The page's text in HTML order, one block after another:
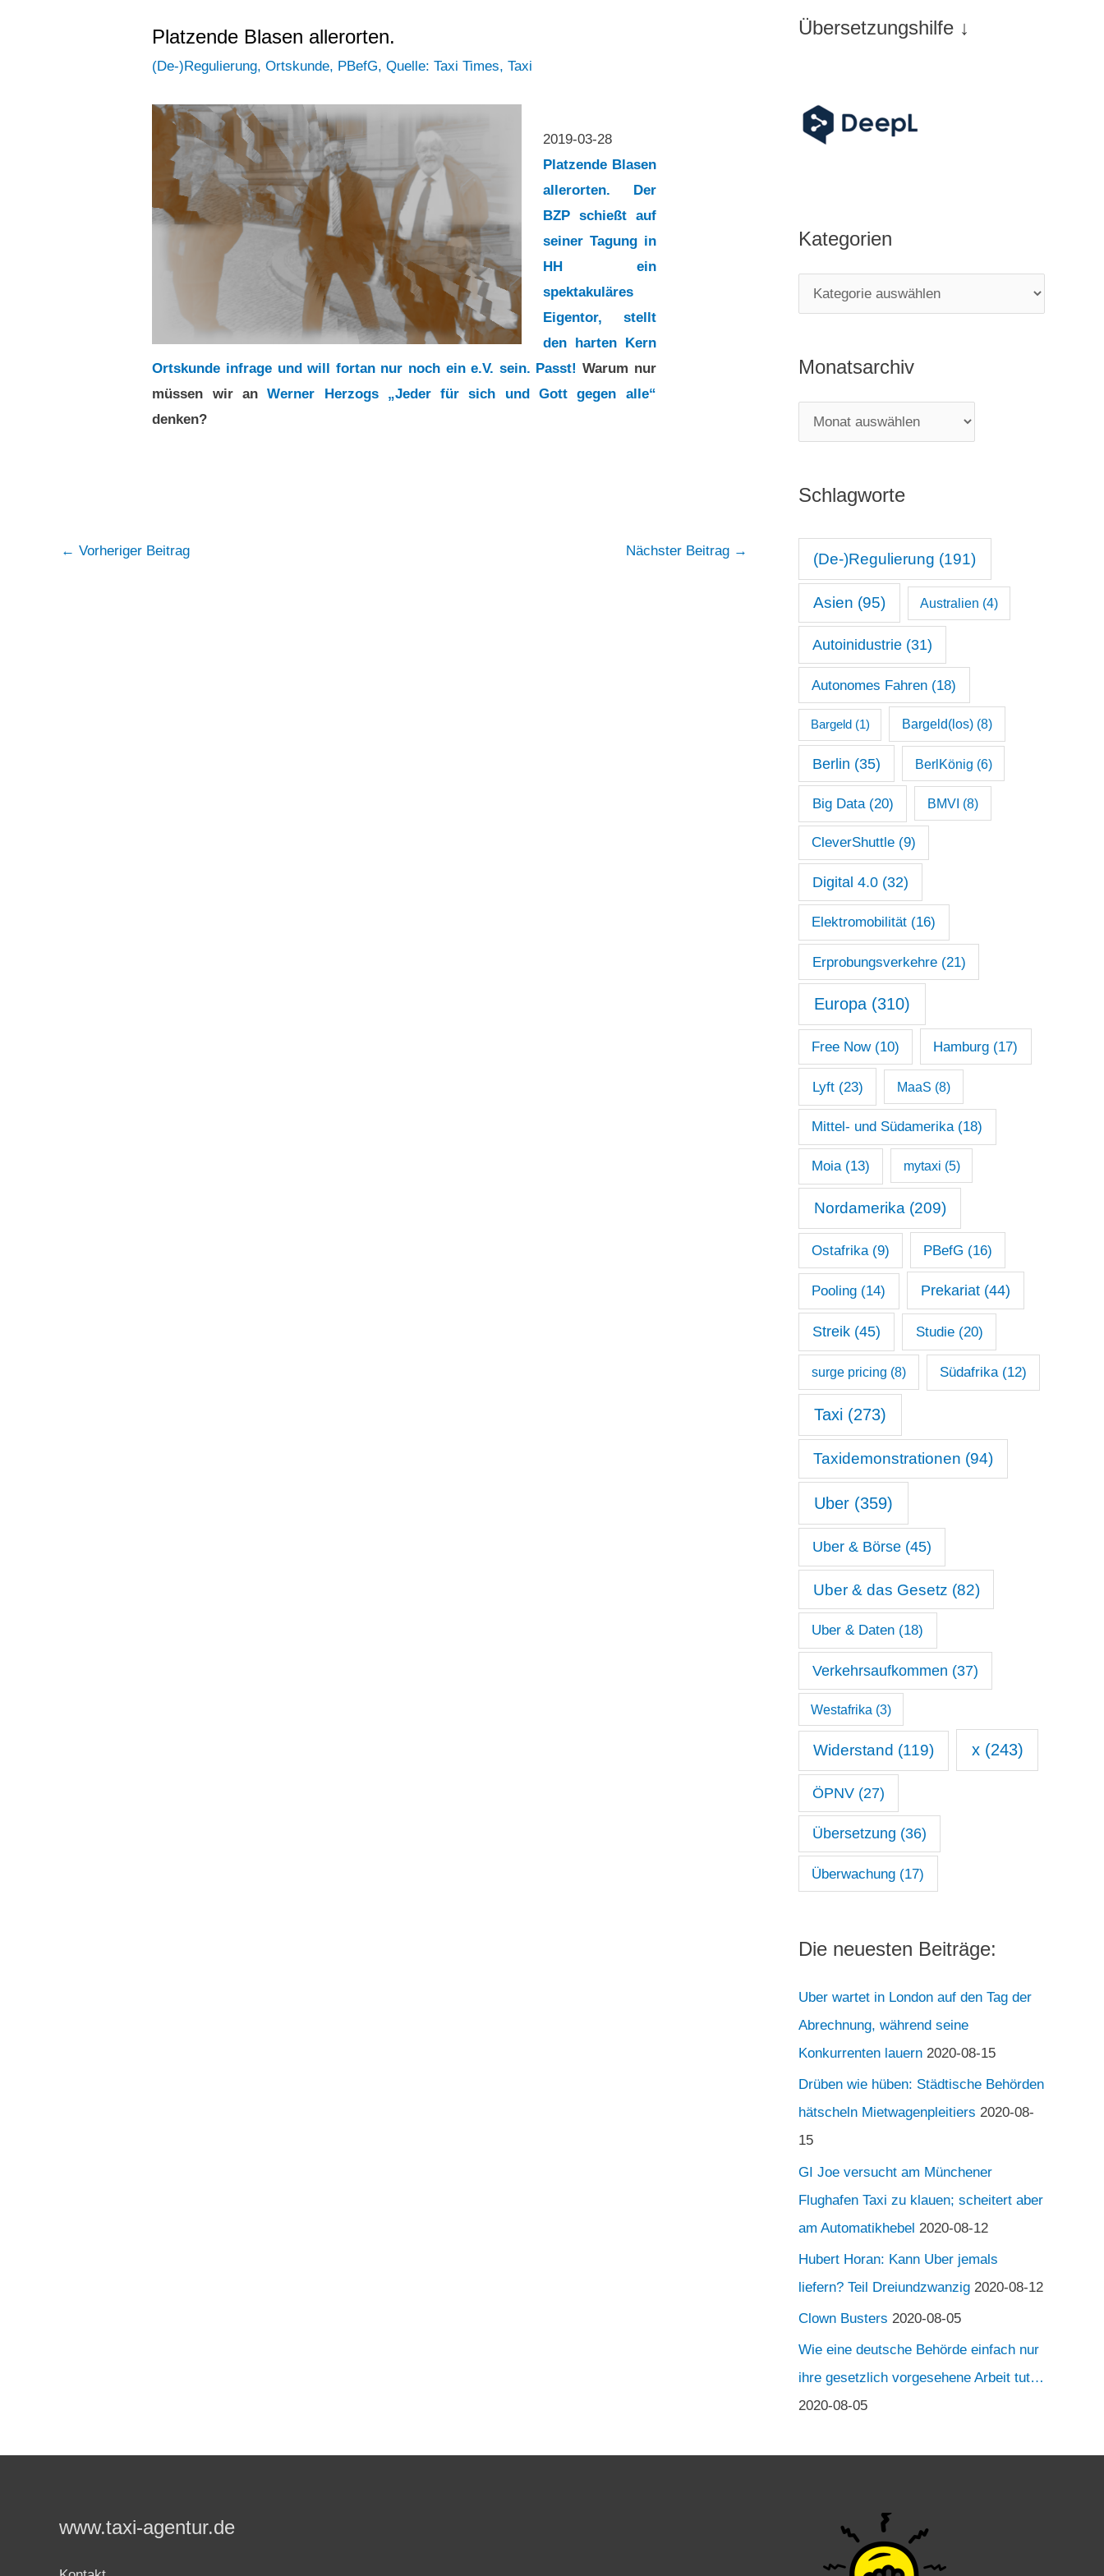
Platzende Blasen allerorten.
(De-)Regulierung,Ortskunde, PBefG,Quelle: Taxi Times,Taxi
2019-03-28
Platzende Blasen
allerorten. Der
BZP schießt auf
seiner Tagung in
HH ein
spektakuläres
Eigentor, stellt
den harten Kern
Ortskunde infrage und will fortan nur noch ein e.V. sein. Passt! Warum nur
müssen wir anWerner Herzogs „Jeder für sich und Gott gegen alle“
denken?
Post
← Vorheriger Beitrag Nächster Beitrag →
Übersetzungshilfe ↓
Kategorien
a
e
g
n
Monatsarchiv
o
a
a
h
Schlagworte
(De-)Regulierung (191)
Asien (95) Australien (4)
Autoinidustrie(31)
Autonomes Fahren (18)
Bargeld (1) Bargeld(los)(8)
Berlin (35) BerlKönig (6)
Big Data(20) BMVI (8)
CleverShuttle(9)
Digital 4.0(32)
Elektromobilität (16)
Erprobungsverkehre(21)
Europa(310)
Free Now(10) Hamburg (17)
Lyft(23) MaaS (8)
Mittel- und Südamerika(18)
Moia(13) mytaxi (5)
Nordamerika (209)
Ostafrika(9) PBefG (16)
Pooling (14) Prekariat(44)
Streik (45) Studie(20)
surge pricing (8) Südafrika(12)
Taxi(273)
Taxidemonstrationen (94)
Uber (359)
Uber & Börse (45)
Uber & das Gesetz (82)
Uber & Daten (18)
Verkehrsaufkommen (37)
Westafrika (3)
Widerstand (119) x(243)
ÖPNV(27)
Übersetzung (36)
Überwachung (17)
Die neuesten Beiträge:
Uber wartet in London auf den Tag der
Abrechnung, während seine
Konkurrenten lauern 2020-08-15
Drüben wie hüben: Städtische Behörden
hätscheln Mietwagenpleitiers 2020-08-
15
GI Joe versucht am Münchener
Flughafen Taxi zu klauen; scheitert aber
am Automatikhebel 2020-08-12
Hubert Horan: Kann Uber jemals
liefern? Teil Dreiundzwanzig 2020-08-12
Clown Busters 2020-08-05
Wie eine deutsche Behörde einfach nur
ihre gesetzlich vorgesehene Arbeit tut…
2020-08-05
www.taxi-agentur.de